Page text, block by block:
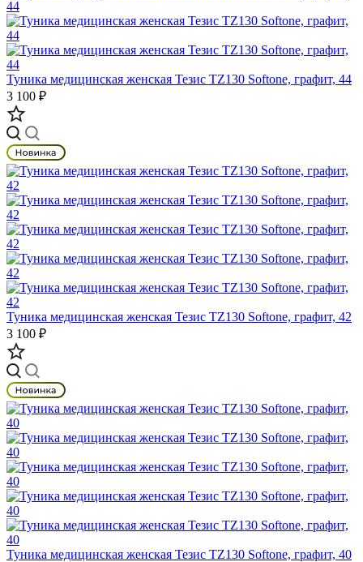
Туника медицинская женская Тезис TZ130 Softone, графит, 44
3 100 ₽
Туника медицинская женская Тезис TZ130 Softone, графит, 42
3 100 ₽
Туника медицинская женская Тезис TZ130 Softone, графит, 40